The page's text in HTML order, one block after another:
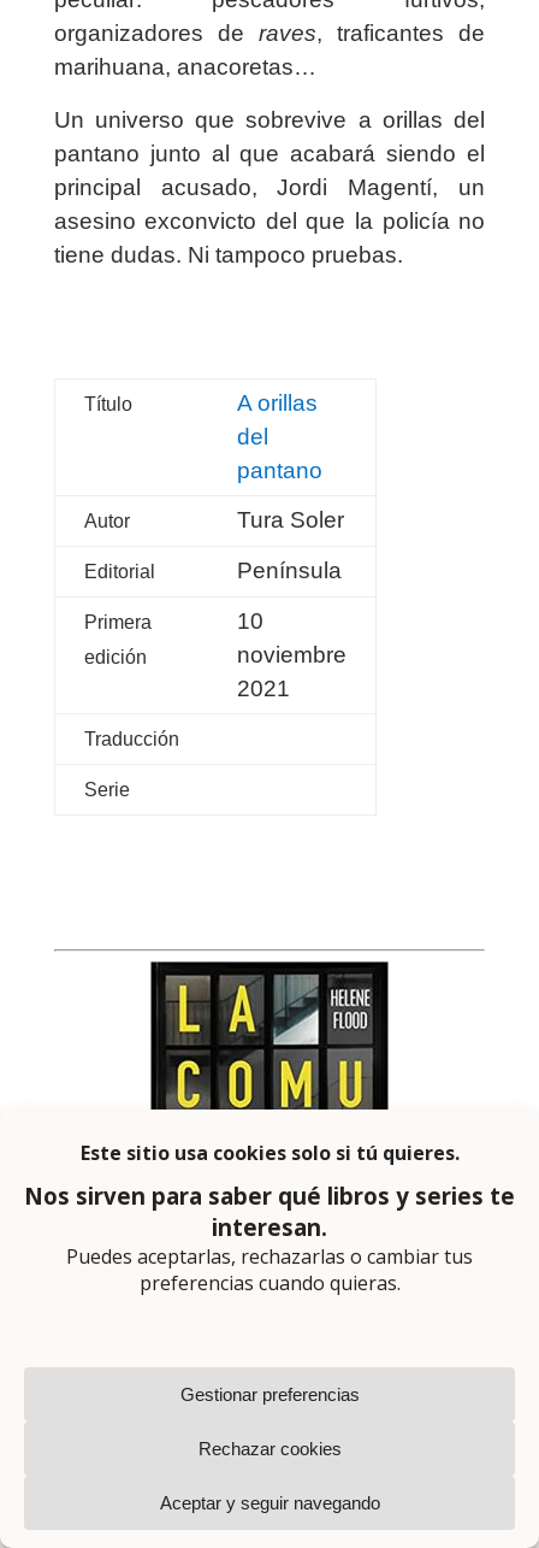
organizadores de raves, traficantes de
marihuana, anacoretas…
Un universo que sobrevive a orillas del
pantano junto al que acabará siendo el
principal acusado, Jordi Magentí, un
asesino exconvicto del que la policía no
tiene dudas. Ni tampoco pruebas.
Título
A orillas
del
pantano
Autor Tura Soler
Editorial Península
Primera
edición
10
noviembre
2021
Traducción
Serie
La comunidad (Helene